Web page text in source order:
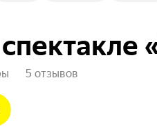
5 отзывов